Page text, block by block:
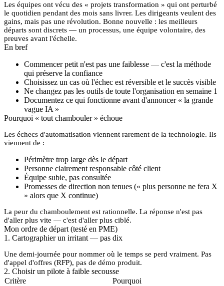
Les équipes ont vécu des « projets transformation » qui ont perturbé
le quotidien pendant des mois sans livrer. Les dirigeants veulent des
gains, mais pas une révolution. Bonne nouvelle : les meilleurs
départs sont discrets — un processus, une équipe volontaire, des
preuves avant l'échelle.
En bref
Commencer petit n'est pas une faiblesse — c'est la méthode
qui préserve la confiance
Choisissez un cas où l'échec est réversible et le succès visible
Ne changez pas les outils de toute l'organisation en semaine 1
Documentez ce qui fonctionne avant d'annoncer « la grande
vague IA »
Pourquoi « tout chambouler » échoue
Les échecs d'automatisation viennent rarement de la technologie. Ils
viennent de :
Périmètre trop large dès le départ
Personne clairement responsable côté client
Équipe subie, pas consultée
Promesses de direction non tenues (« plus personne ne fera X
» alors que X continue)
La peur du chamboulement est rationnelle. La réponse n'est pas
d'aller plus vite — c'est d'aller plus ciblé.
Mon ordre de départ (testé en PME)
1. Cartographier un irritant — pas dix
Une demi-journée pour nommer où le temps se perd vraiment. Pas
d'appel d'offres (RFP), pas de démo produit.
2. Choisir un pilote à faible secousse
Critère
Pourquoi